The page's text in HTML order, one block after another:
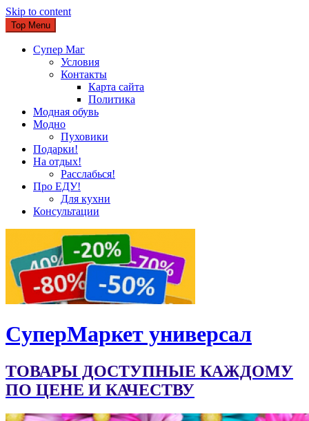
Skip to content
Top Menu
Супер Маг
Условия
Контакты
Карта сайта
Политика
Модная обувь
Модно
Пуховики
Подарки!
На отдых!
Расслабься!
Про ЕДУ!
Для кухни
Консультации
CуперМаркет универсал
ТОВАРЫ ДОСТУПНЫЕ КАЖДОМУ
ПО ЦЕНЕ И КАЧЕСТВУ